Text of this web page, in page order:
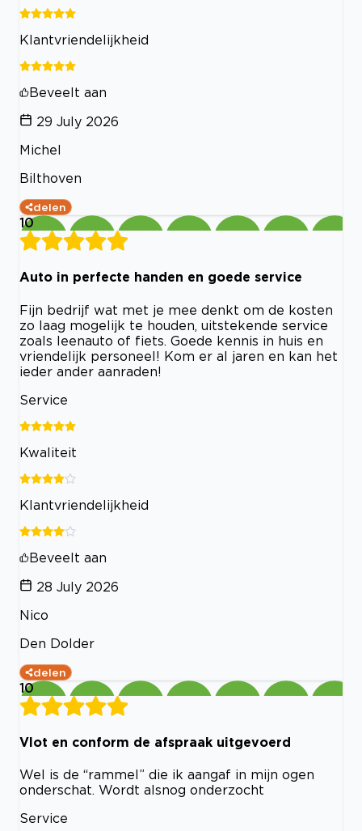
Klantvriendelijkheid
Beveelt aan
29 July 2026
Michel
Bilthoven
delen
10
Auto in perfecte handen en goede service
Fijn bedrijf wat met je mee denkt om de kosten
zo laag mogelijk te houden, uitstekende service
zoals leenauto of fiets. Goede kennis in huis en
vriendelijk personeel! Kom er al jaren en kan het
ieder ander aanraden!
Service
Kwaliteit
Klantvriendelijkheid
Beveelt aan
28 July 2026
Nico
Den Dolder
delen
10
Vlot en conform de afspraak uitgevoerd
Wel is de “rammel” die ik aangaf in mijn ogen
onderschat. Wordt alsnog onderzocht
Service